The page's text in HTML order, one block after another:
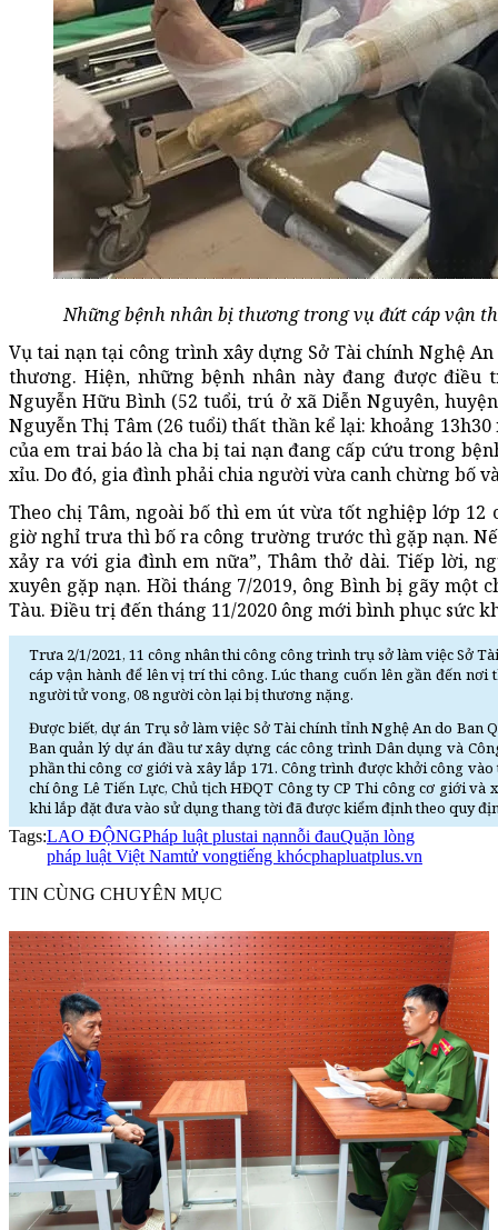
Những bệnh nhân bị thương trong vụ đứt cáp vận
Vụ tai nạn tại công trình xây dựng Sở Tài chính Nghệ
thương. Hiện, những bệnh nhân này đang được
Nguyễn Hữu Bình (52 tuổi, trú ở xã Diễn Nguyên,
Nguyễn Thị Tâm (26 tuổi) thất thần kể lại: khoảng
của em trai báo là cha bị tai nạn đang cấp cứu trong
xỉu. Do đó, gia đình phải chia người vừa canh chừng bố
Theo chị Tâm, ngoài bố thì em út vừa tốt nghiệp lớp 12
giờ nghỉ trưa thì bố ra công trường trước thì gặp nạn.
xảy ra với gia đình em nữa”, Thâm thở dài. Tiếp lời,
xuyên gặp nạn. Hồi tháng 7/2019, ông Bình bị gãy một
Tàu. Điều trị đến tháng 11/2020 ông mới bình phục sức
Trưa 2/1/2021, 11 công nhân thi công công trình trụ sở làm việc Sở
cáp vận hành để lên vị trí thi công. Lúc thang cuốn lên gần đến
người tử vong, 08 người còn lại bị thương nặng.
Được biết, dự án Trụ sở làm việc Sở Tài chính tỉnh Nghệ An do Ban
Ban quản lý dự án đầu tư xây dựng các công trình Dân dụng và
phần thi công cơ giới và xây lắp 171. Công trình được khởi công
chí ông Lê Tiến Lực, Chủ tịch HĐQT Công ty CP Thi công cơ giới
khi lắp đặt đưa vào sử dụng thang tời đã được kiểm định theo quy
Tags:LAO ĐỘNGPháp luật plustai nạnnỗi đauQuặn lòng
pháp luật Việt Namtử vongtiếng khócphapluatplus.vn
TIN CÙNG CHUYÊN MỤC